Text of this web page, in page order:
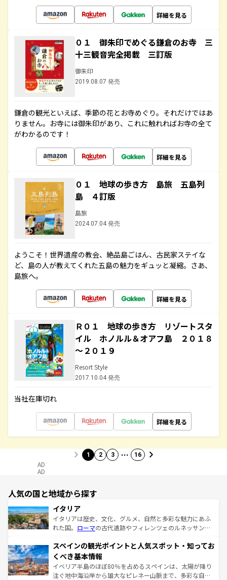
詳細を見る
０１ 御朱印でめぐる鎌倉のお寺 三
十三観音完全掲載 三訂版
御朱印
2019.08.07 発売
鎌倉の観光といえば、季節の花とお寺めぐり。それだけではあ
りません。お寺には御朱印があり、これに触れればお寺の全て
がわかるのです！
詳細を見る
０１ 地球の歩き方 島旅 五島列
島 ４訂版
島旅
2024.07.04 発売
ようこそ！世界遺産の教会、絶品島ごはん、古民家ステイな
ど、島の人が教えてくれた五島の魅力をギュッと凝縮。さあ、
島旅へ。
詳細を見る
Ｒ０１ 地球の歩き方 リゾートスタ
イル ホノルル＆オアフ島 ２０１８
～２０１９
Resort Style
2017.10.04 発売
当社在庫切れ
詳細を見る
1 2 3 … 16
AD
AD
人気の国と地域から探す
イタリア
イタリアは歴史、文化、グルメ、自然と多彩な魅力にあふ
れた国。 ローマの古代遺跡やフィレンツェのルネッサンス
ろん、トスカーナの美しい田園風景やアマルフィ海岸の絶
景など、自然景観も見逃せない。観光の合間には、本場の
ピザやパスタなど、絶品のイタリア料理を堪能することも
できる。朝目覚めてから夜眠るまで、すべての瞬間を楽し
スペインの観光ポイントと人気スポット・知ってお
くべき基本情報
イベリア半島のほぼ80％を占めるスペインは、太陽が降り
注ぐ地中海沿岸から雄大なピレネー山脈まで、多彩な自然